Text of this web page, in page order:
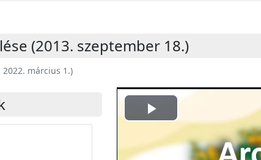
(2013. szeptember 18.)
2022. március 1.)
Play
Video